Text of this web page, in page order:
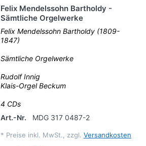
Felix Mendelssohn Bartholdy -
Sämtliche Orgelwerke
Felix Mendelssohn Bartholdy (1809-
1847)
Sämtliche Orgelwerke
Rudolf Innig
Klais-Orgel Beckum
4 CDs
Art.-Nr.
MDG 317 0487-2
* Preise inkl. MwSt., zzgl. Versandkosten